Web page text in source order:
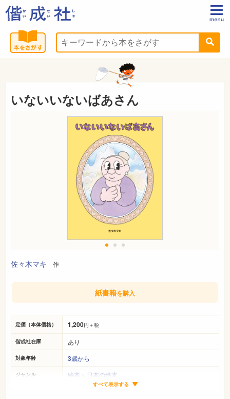
いないいないばあさん
佐々木マキ 作
定価（本体価格） 1,200円＋税
偕成社在庫 あり
対象年齢 3歳から
ジャンル 絵本 > 日本の絵本
すべて表示する
紙書籍を購入